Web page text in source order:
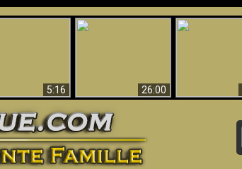
5:16
26:00